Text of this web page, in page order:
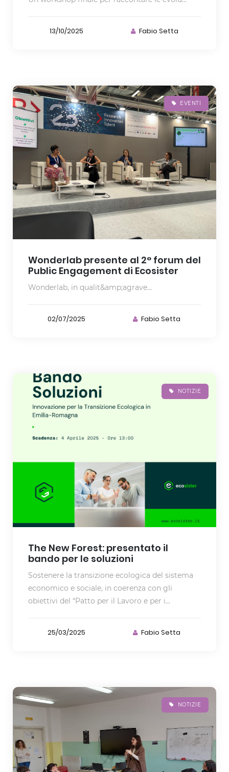
13/10/2025 Fabio Setta
EVENTI
Wonderlab presente al 2° forum del
Public Engagement di Ecosister
Wonderlab, in qualit&amp;agrave...
02/07/2025 Fabio Setta
NOTIZIE
The New Forest: presentato il
bando per le soluzioni
Sostenere la transizione ecologica del sistema
economico e sociale, in coerenza con gli
obiettivi del “Patto per il Lavoro e per i...
25/03/2025 Fabio Setta
NOTIZIE